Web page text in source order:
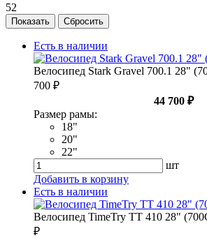
52
Есть в наличии
Велосипед Stark Gravel 700.1 28"
700 ₽
44 700 ₽
Размер рамы:
18"
20"
22"
шт
Добавить в корзину
Есть в наличии
Велосипед TimeTry TT 410 28"
₽